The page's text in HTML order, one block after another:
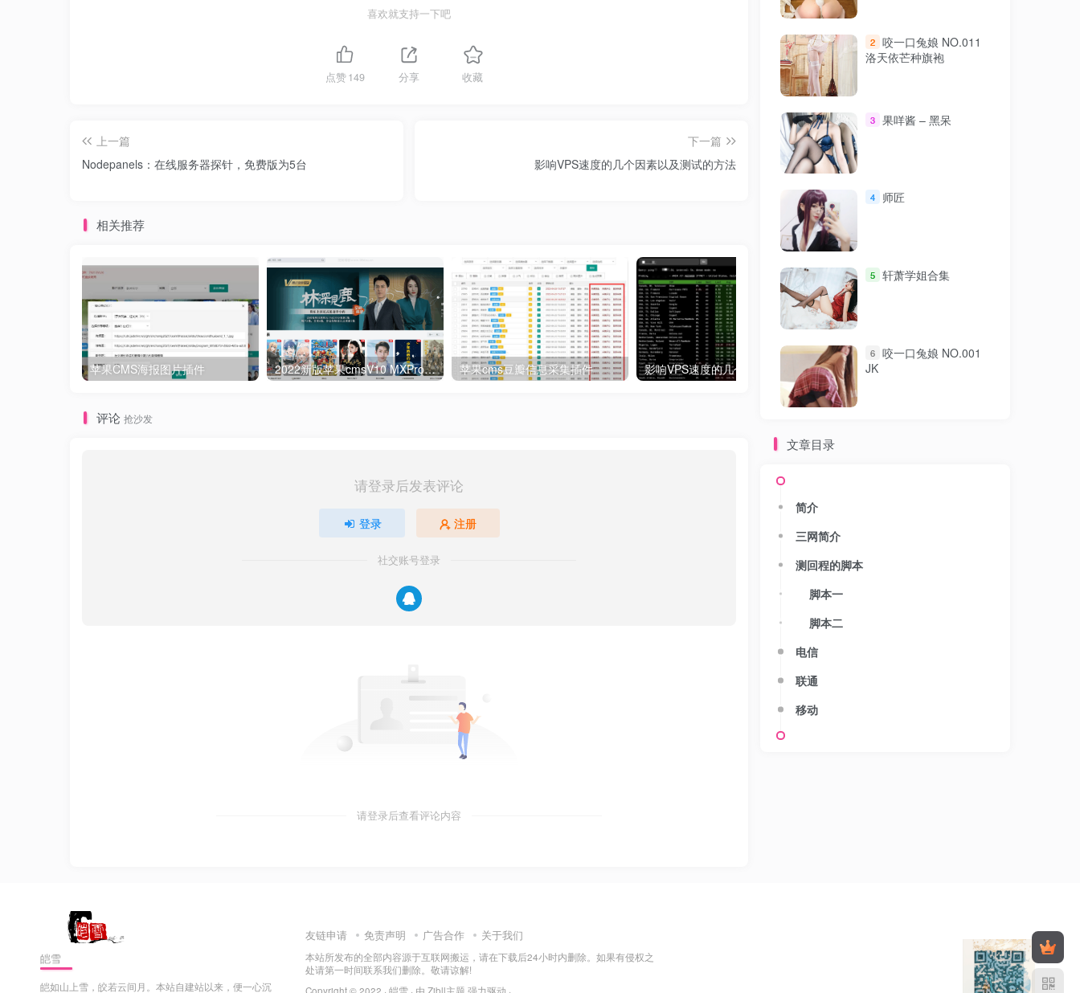
腾讯云香港轻量
喜欢就支持一下吧
点赞149 分享 收藏
上一篇
Nodepanels：在线服务器探针，免费版为5台
下一篇
影响VPS速度的几个因素以及测试的方法
相关推荐
苹果CMS海报图片插件 2022新版苹果cmsV10 MXProV4.3自适应影视站主题模板 苹果cms豆瓣信息采集插件
评论 抢沙发
请登录后发表评论
登录 注册
社交账号登录
请登录后查看评论内容
2 咬一口兔娘 NO.011
洛天依芒种旗袍
3 果咩酱 – 黑呆
4 师匠
5 轩萧学姐合集
6 咬一口兔娘 NO.001
JK
文章目录
简介
三网简介
测回程的脚本
脚本一
脚本二
电信
联通
移动
皑雪
皑如山上雪，皎若云间月。本站自建站以来，便一心沉
友链申请 免责声明 广告合作 关于我们
本站所发布的全部内容源于互联网搬运，请在下载后24小时内删除。如果有侵权之
处请第一时间联系我们删除。敬请谅解!